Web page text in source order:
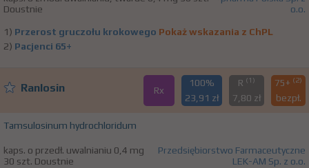
Doustnie
o.o.
1) Przerost gruczołu krokowego Pokaż wskazania z ChPL
2) Pacjenci 65+
Ranlosin Rx
100%
23,91 zł
R (1)
7,80 zł
75+ (2)
bezpł.
Tamsulosinum hydrochloridum
kaps. o przedł. uwalnianiu 0,4 mg
30 szt. Doustnie
Przedsiębiorstwo Farmaceutyczne
LEK-AM Sp. z o.o.